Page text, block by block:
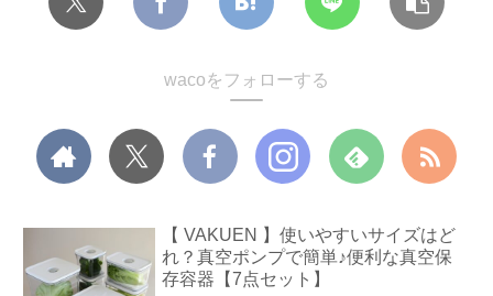
wacoをフォローする
【 VAKUEN 】使いやすいサイズはど
れ？真空ポンプで簡単♪便利な真空保
存容器【7点セット】